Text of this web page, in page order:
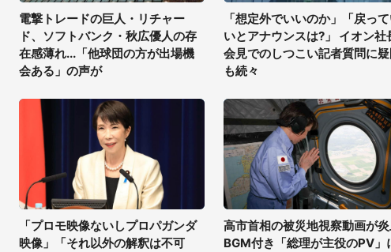
電撃トレードの巨人・リチャー
ド、ソフトバンク・秋広優人の存
在感薄れ...「他球団の方が出場機
会ある」の声が
「想定外でいいのか」「戻っ
いとアナウンスは?」 イオン社
会見でのしつこい記者質問に
も続々
「プロモ映像ないしプロパガンダ
映像」「それ以外の解釈は不可
高市首相の被災地視察動画が
BGM付き「総理が主役のPV」